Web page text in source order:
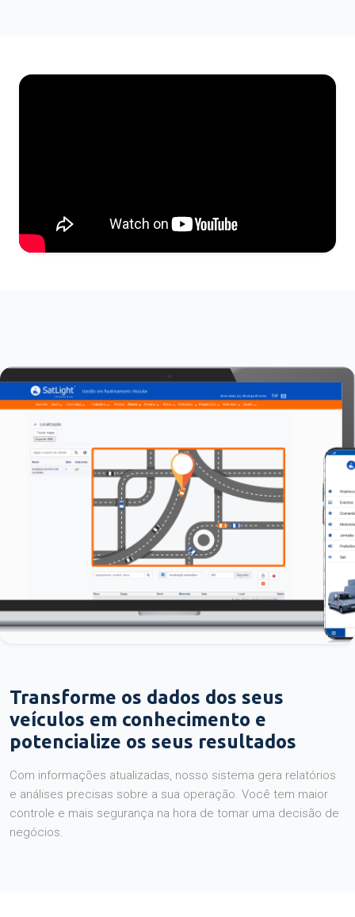
Transforme os dados dos seus
veículos em conhecimento e
potencialize os seus resultados
Com informações atualizadas, nosso sistema gera relatórios
e análises precisas sobre a sua operação. Você tem maior
controle e mais segurança na hora de tomar uma decisão de
negócios.